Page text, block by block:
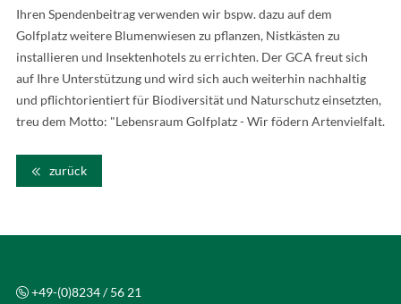
Ihren Spendenbeitrag verwenden wir bspw. dazu auf dem
Golfplatz weitere Blumenwiesen zu pflanzen, Nistkästen zu
installieren und Insektenhotels zu errichten. Der GCA freut sich
auf Ihre Unterstützung und wird sich auch weiterhin nachhaltig
und pflichtorientiert für Biodiversität und Naturschutz einsetzten,
treu dem Motto: "Lebensraum Golfplatz - Wir födern Artenvielfalt.
zurück
+49-(0)8234 / 56 21